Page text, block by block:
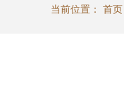
当前位置： 首页